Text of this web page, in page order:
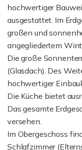
hochwertiger
ausgestattet. Im
großen und
angegliedertem
Die große
(Glasdach). Des
hochwertiger
Die Küche bietet
Das gesamte
versehen.
Im Obergeschoss
Schlafzimmer